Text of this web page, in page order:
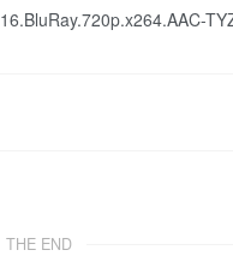
THE END